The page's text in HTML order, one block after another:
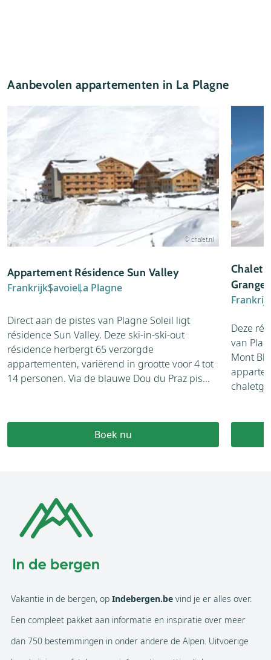
Aanbevolen appartementen in La Plagne
© chalet.nl
Appartement Résidence Sun Valley
FrankrijkSavoieLa Plagne
Direct aan de pistes van Plagne Soleil ligt
résidence Sun Valley. Deze ski-in-ski-out
résidence herbergt 65 verzorgde
appartementen, variërend in grootte voor 4 tot
14 personen. Via de blauwe Dou du Praz pis...
Boek nu
Chalet-
Frankrijk
Deze
van
Mont
Vakantie in de bergen, op Indebergen.be vind je er alles over.
Een compleet pakket aan informatie en inspiratie over meer
dan 750 bestemmingen in onder andere de Alpen. Uitvoerige